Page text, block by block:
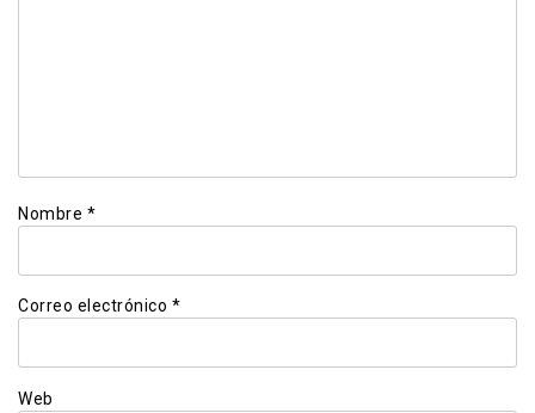
Nombre *
Correo electrónico *
Web